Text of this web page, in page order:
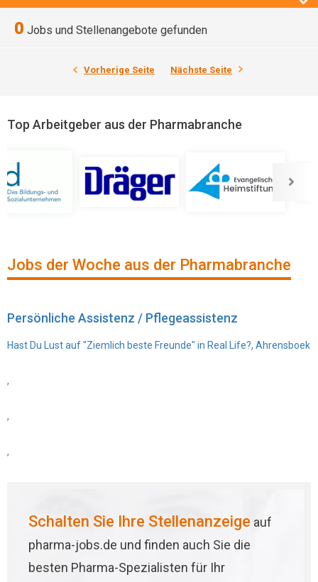
0 Jobs und Stellenangebote gefunden
Vorherige Seite Nächste Seite
Top Arbeitgeber aus der Pharmabranche
Jobs der Woche aus der Pharmabranche
Persönliche Assistenz / Pflegeassistenz
Hast Du Lust auf "Ziemlich beste Freunde" in Real Life?, Ahrensboek
,
,
,
Schalten Sie Ihre Stellenanzeige auf
pharma-jobs.de und finden auch Sie die
besten Pharma-Spezialisten für Ihr